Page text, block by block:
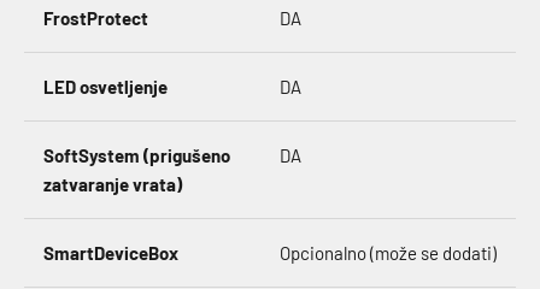
FrostProtect DA
LED osvetljenje DA
SoftSystem (prigušeno
zatvaranje vrata)
DA
SmartDeviceBox Opcionalno (može se dodati)